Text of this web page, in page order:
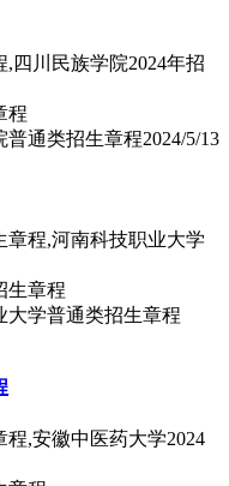
四川民族学院2024年招
普通类招生章程2024/5/13
章程,河南科技职业大学
大学普通类招生章程
,安徽中医药大学2024